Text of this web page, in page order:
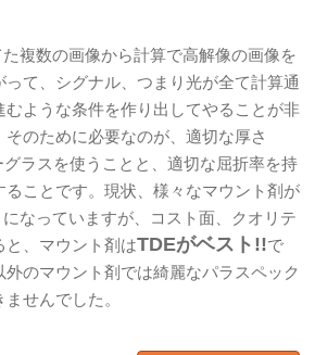
複数の画像から計算で高解像の画像を
て、シグナル、つまり光が全て計算通
むような条件を作り出してやることが非
のために必要なのが、適切な厚さ
グラスを使うことと、適切な屈折率を持
ることです。現状、様々なマウント剤が
なっていますが、コスト面、クオリテ
と、マウント剤はTDEがベスト!!で
のマウント剤では綺麗なパラスペック
せんでした。